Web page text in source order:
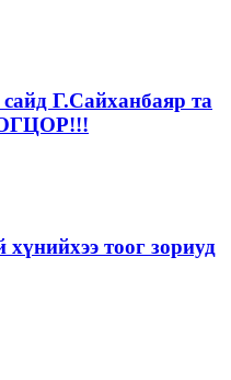
Г.Сайханбаяр та
ОГЦОР!!!
тоог зориуд